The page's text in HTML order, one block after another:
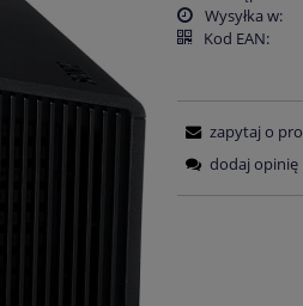
Wysyłka w:
Kod EAN:
zapytaj o
dodaj opinię